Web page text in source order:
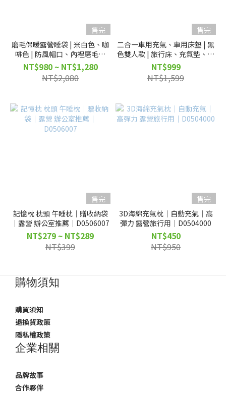
售完
磨毛保暖露營睡袋 | 米白色、咖
啡色 | 防風帽口、內裡磨毛保
暖、降噪音設計| D54005
NT$980 ~ NT$1,280
NT$2,080
售完
二合一車用充氣、車用床墊 | 黑
色雙人款 | 旅行床、充氣墊、氣
NT$999
NT$1,599
售完
記憶枕 枕頭 午睡枕｜贈收納袋
｜露營 辦公室推薦｜D0506007
NT$279 ~ NT$289
NT$399
售完
3D海綿充氣枕｜自動充氣｜高
彈力 露營旅行用｜D0504000
NT$450
NT$950
購物須知
購買須知
退換貨政策
隱私權政策
企業相關
品牌故事
合作夥伴